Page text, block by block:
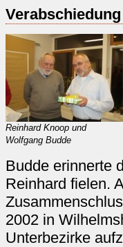
Reinhard Knoop und
Wolfgang Budde
Budde erinnerte
Reinhard fielen.
2002 in
Unterbezirke